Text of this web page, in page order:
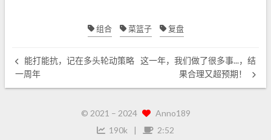
组合 菜篮子 复盘
能打能抗，记在多头轮动策略
一周年
这一年，我们做了很多事...，结
果合理又超预期！
© 2021 – 2024
Anno189
190k
2:52